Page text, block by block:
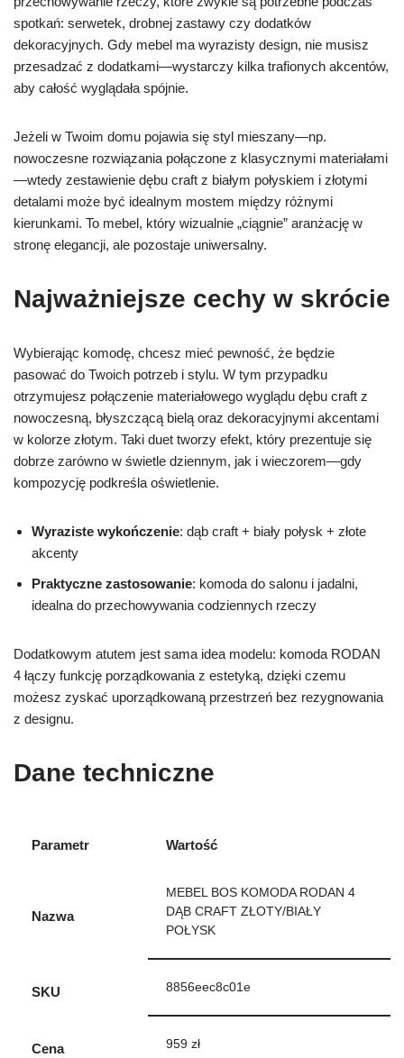
spotkań: serwetek, drobnej zastawy czy dodatków
dekoracyjnych. Gdy mebel ma wyrazisty design, nie musisz
przesadzać z dodatkami—wystarczy kilka trafionych akcentów,
aby całość wyglądała spójnie.
Jeżeli w Twoim domu pojawia się styl mieszany—np.
nowoczesne rozwiązania połączone z klasycznymi materiałami
—wtedy zestawienie dębu craft z białym połyskiem i złotymi
detalami może być idealnym mostem między różnymi
kierunkami. To mebel, który wizualnie „ciągnie” aranżację w
stronę elegancji, ale pozostaje uniwersalny.
Najważniejsze cechy w skrócie
Wybierając komodę, chcesz mieć pewność, że będzie
pasować do Twoich potrzeb i stylu. W tym przypadku
otrzymujesz połączenie materiałowego wyglądu dębu craft z
nowoczesną, błyszczącą bielą oraz dekoracyjnymi akcentami
w kolorze złotym. Taki duet tworzy efekt, który prezentuje się
dobrze zarówno w świetle dziennym, jak i wieczorem—gdy
kompozycję podkreśla oświetlenie.
Wyraziste wykończenie: dąb craft + biały połysk + złote
akcenty
Praktyczne zastosowanie: komoda do salonu i jadalni,
idealna do przechowywania codziennych rzeczy
Dodatkowym atutem jest sama idea modelu: komoda RODAN
4 łączy funkcję porządkowania z estetyką, dzięki czemu
możesz zyskać uporządkowaną przestrzeń bez rezygnowania
z designu.
Dane techniczne
Parametr Wartość
Nazwa
MEBEL BOS KOMODA RODAN 4
DĄB CRAFT ZŁOTY/BIAŁY
POŁYSK
SKU 8856eec8c01e
Cena 959 zł